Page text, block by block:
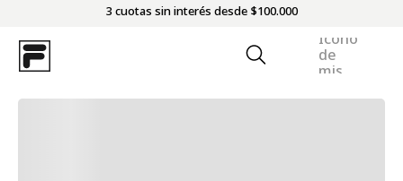
3 cuotas sin interés desde $100.000